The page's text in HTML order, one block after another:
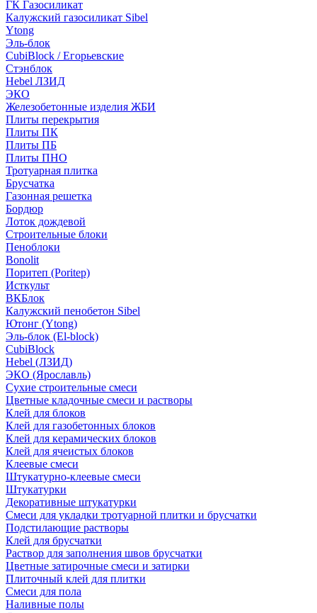
ГК Газосиликат
Калужский газосиликат Sibel
Ytong
Эль-блок
CubiBlock / Егорьевские
Стэнблок
Hebel ЛЗИД
ЭКО
Железобетонные изделия ЖБИ
Плиты перекрытия
Плиты ПК
Плиты ПБ
Плиты ПНО
Тротуарная плитка
Брусчатка
Газонная решетка
Бордюр
Лоток дождевой
Строительные блоки
Пеноблоки
Bonolit
Поритеп (Poritep)
Исткульт
ВКБлок
Калужский пенобетон Sibel
Ютонг (Ytong)
Эль-блок (El-block)
CubiBlock
Hebel (ЛЗИД)
ЭКО (Ярославль)
Сухие строительные смеси
Цветные кладочные смеси и растворы
Клей для блоков
Клей для газобетонных блоков
Клей для керамических блоков
Клей для ячеистых блоков
Клеевые смеси
Штукатурно-клеевые смеси
Штукатурки
Декоративные штукатурки
Смеси для укладки тротуарной плитки и брусчатки
Подстилающие растворы
Клей для брусчатки
Раствор для заполнения швов брусчатки
Цветные затирочные смеси и затирки
Плиточный клей для плитки
Смеси для пола
Наливные полы